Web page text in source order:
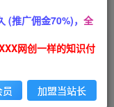
万级流水团长
关注 私信
(推广佣金70%)， 全
网创一样的知识付
加盟当站长